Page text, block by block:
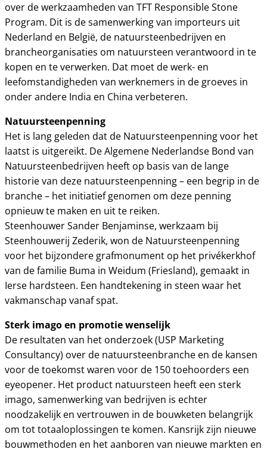
over de werkzaamheden van TFT Responsible Stone
Program. Dit is de samenwerking van importeurs uit
Nederland en België, de natuursteenbedrijven en
brancheorganisaties om natuursteen verantwoord in te
kopen en te verwerken. Dat moet de werk- en
leefomstandigheden van werknemers in de groeves in
onder andere India en China verbeteren.
Natuursteenpenning
Het is lang geleden dat de Natuursteenpenning voor het
laatst is uitgereikt. De Algemene Nederlandse Bond van
Natuursteenbedrijven heeft op basis van de lange
historie van deze natuursteenpenning – een begrip in de
branche – het initiatief genomen om deze penning
opnieuw te maken en uit te reiken.
Steenhouwer Sander Benjaminse, werkzaam bij
Steenhouwerij Zederik, won de Natuursteenpenning
voor het bijzondere grafmonument op het privékerkhof
van de familie Buma in Weidum (Friesland), gemaakt in
Ierse hardsteen. Een handtekening in steen waar het
vakmanschap vanaf spat.
Sterk imago en promotie wenselijk
De resultaten van het onderzoek (USP Marketing
Consultancy) over de natuursteenbranche en de kansen
voor de toekomst waren voor de 150 toehoorders een
eyeopener. Het product natuursteen heeft een sterk
imago, samenwerking van bedrijven is echter
noodzakelijk en vertrouwen in de bouwketen belangrijk
om tot totaaloplossingen te komen. Kansrijk zijn nieuwe
bouwmethoden en het aanboren van nieuwe markten en